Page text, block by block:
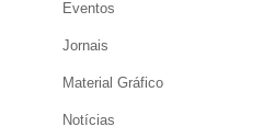
Eventos
Jornais
Material Gráfico
Notícias